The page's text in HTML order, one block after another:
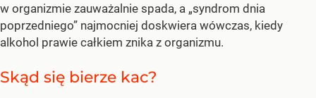
w organizmie zauważalnie spada, a „syndrom dnia
poprzedniego” najmocniej doskwiera wówczas, kiedy
alkohol prawie całkiem znika z organizmu.
Skąd się bierze kac?